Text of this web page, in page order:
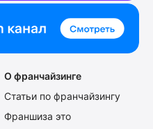
О франчайзинге
Статьи по франчайзингу
Франшиза это